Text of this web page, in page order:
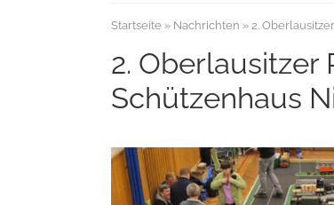
Startseite» Nachrichten » 2.
2. Oberlausitzer
Schützenhaus